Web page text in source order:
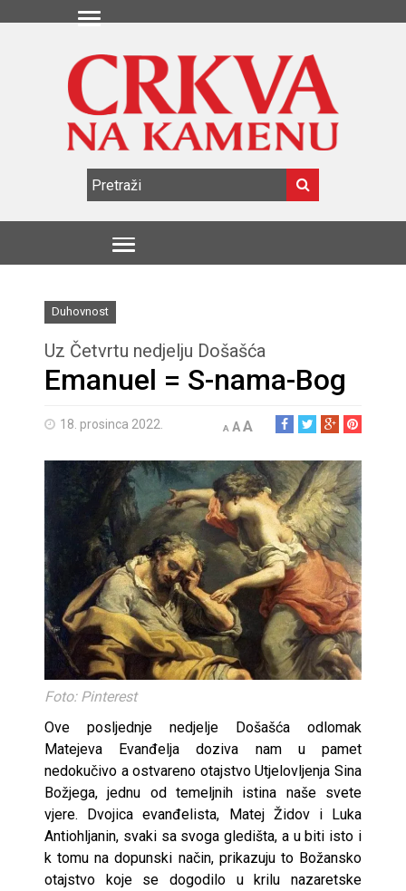
Duhovnost
Uz Četvrtu nedjelju Došašća
Emanuel = S-nama-Bog
18. prosinca 2022. A AA
Foto: Pinterest
Ove posljednje nedjelje Došašća odlomak
Matejeva Evanđelja doziva nam u pamet
nedokučivo a ostvareno otajstvo Utjelovljenja Sina
Božjega, jednu od temeljnih istina naše svete
vjere. Dvojica evanđelista, Matej Židov i Luka
Antiohljanin, svaki sa svoga gledišta, a u biti isto i
k tomu na dopunski način, prikazuju to Božansko
otajstvo koje se dogodilo u krilu nazaretske